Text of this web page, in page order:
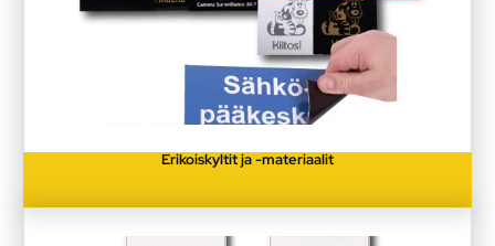
Erikoiskyltit ja -materiaalit